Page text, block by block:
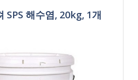
SPS 해수염, 20kg, 1개